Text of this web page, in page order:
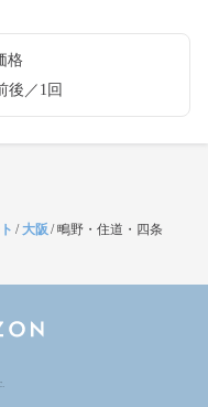
格
後／1回
/大阪 /鴫野・住道・四条